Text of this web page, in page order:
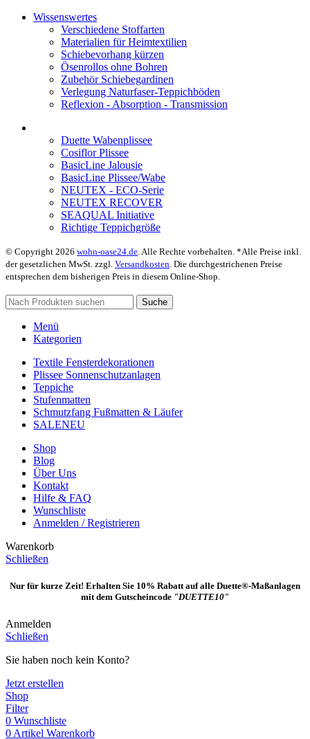
Wissenswertes
Verschiedene Stoffarten
Materialien für Heimtextilien
Schiebevorhang kürzen
Ösenrollos ohne Bohren
Zubehör Schiebegardinen
Verlegung Naturfaser-Teppichböden
Reflexion - Absorption - Transmission
Duette Wabenplissee
Cosiflor Plissee
BasicLine Jalousie
BasicLine Plissee/Wabe
NEUTEX - ECO-Serie
NEUTEX RECOVER
SEAQUAL Initiative
Richtige Teppichgröße
© Copyright 2026 wohn-oase24.de . Alle Rechte vorbehalten. *Alle Preise inkl.
der gesetzlichen MwSt. zzgl. Versandkosten . Die durchgestrichenen Preise
entsprechen dem bisherigen Preis in diesem Online-Shop.
Suche
Menü
Kategorien
Textile Fensterdekorationen
Plissee Sonnenschutzanlagen
Teppiche
Stufenmatten
Schmutzfang Fußmatten & Läufer
SALENEU
Shop
Blog
Über Uns
Kontakt
Hilfe & FAQ
Wunschliste
Anmelden / Registrieren
Warenkorb
Schließen
Nur für kurze Zeit! Erhalten Sie 10% Rabatt auf alle Duette®-Maßanlagen
mit dem Gutscheincode "DUETTE10"
Anmelden
Schließen
Sie haben noch kein Konto?
Jetzt erstellen
Shop
Filter
0 Wunschliste
0 Artikel Warenkorb